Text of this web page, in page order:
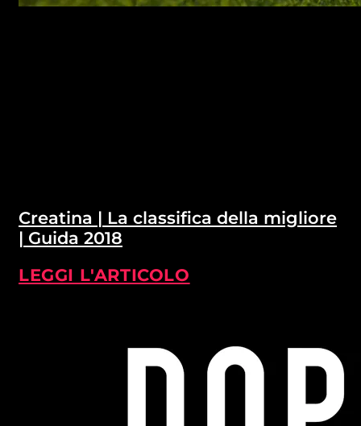
Creatina | La classifica della migliore
| Guida 2018
LEGGI L'ARTICOLO